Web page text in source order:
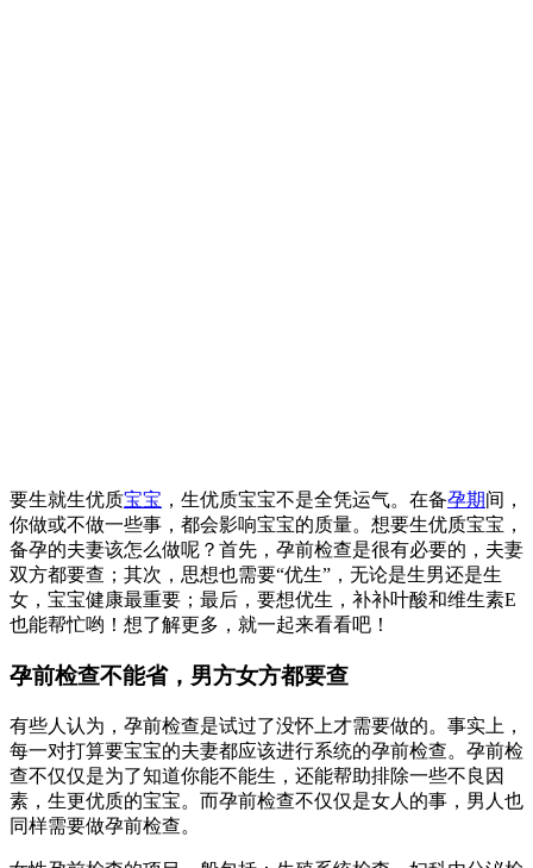
要生就生优质宝宝 ，生优质宝宝不是全凭运气。在备孕期间，
你做或不做一些事，都会影响宝宝的质量。想要生优质宝宝，
备孕的夫妻该怎么做呢？首先，孕前检查是很有必要的，夫妻
双方都要查；其次，思想也需要“优生”，无论是生男还是生
女，宝宝健康最重要；最后，要想优生，补补叶酸和维生素E
也能帮忙哟！想了解更多，就一起来看看吧！
孕前检查不能省，男方女方都要查
有些人认为，孕前检查是试过了没怀上才需要做的。事实上，
每一对打算要宝宝的夫妻都应该进行系统的孕前检查。孕前检
查不仅仅是为了知道你能不能生，还能帮助排除一些不良因
素，生更优质的宝宝。而孕前检查不仅仅是女人的事，男人也
同样需要做孕前检查。